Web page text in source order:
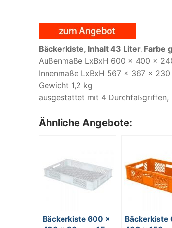
Bäckerkiste, Inhalt 43 Liter, Farbe
Außenmaße LxBxH 600 x 400 x
Innenmaße LxBxH 567 x 367 x 230
Gewicht 1,2 kg
ausgestattet mit 4 Durchfaßgriffen,
Ähnliche Angebote:
Bäckerkiste 600 x
Bäckerkiste